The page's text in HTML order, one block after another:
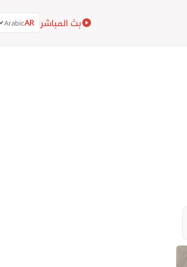
بث المباشر AR
Arabic